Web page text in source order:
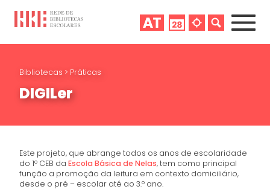
Bibliotecas > Práticas
DIGILer
Este projeto, que abrange todos os anos de escolaridade
do 1º CEB daEscola Básica de Nelas, tem como principal
função a promoção da leitura em contexto domiciliário,
desde o pré – escolar até ao 3.º ano.